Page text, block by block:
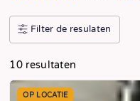
Filter de resulaten
10 resultaten
OP LOCATIE